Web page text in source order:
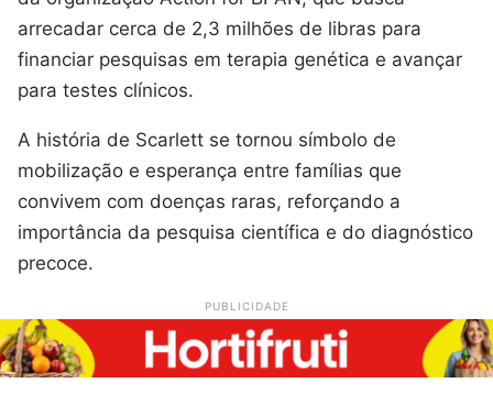
arrecadar cerca de 2,3 milhões de libras para
financiar pesquisas em terapia genética e avançar
para testes clínicos.
A história de Scarlett se tornou símbolo de
mobilização e esperança entre famílias que
convivem com doenças raras, reforçando a
importância da pesquisa científica e do diagnóstico
precoce.
PUBLICIDADE